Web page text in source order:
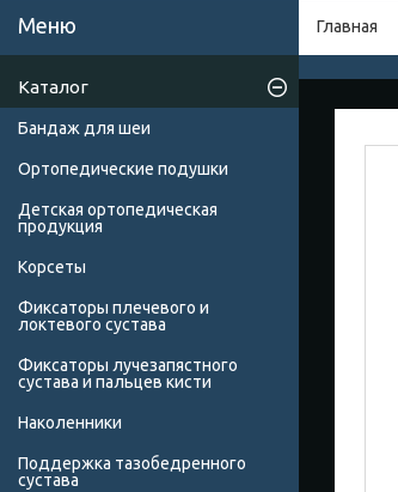
Главная
Каталог
Бандаж для шеи
Ортопедические подушки
Детская ортопедическая
продукция
Корсеты
Фиксаторы плечевого и
локтевого сустава
Фиксаторы лучезапястного
сустава и пальцев кисти
Наколенники
Поддержка тазобедренного
сустава